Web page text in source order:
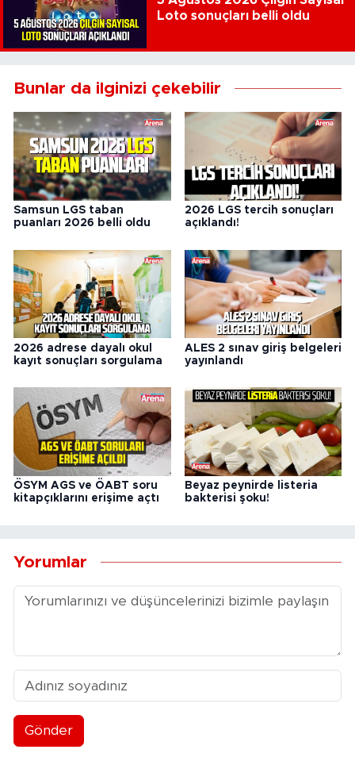
Loto sonuçları belli oldu
Bunlar da ilginizi çekebilir
Samsun LGS taban
puanları 2026 belli oldu
2026 LGS tercih sonuçları
açıklandı!
2026 adrese dayalı okul
kayıt sonuçları sorgulama
ALES 2 sınav giriş belgeleri
yayınlandı
ÖSYM AGS ve ÖABT soru
kitapçıklarını erişime açtı
Beyaz peynirde listeria
bakterisi şoku!
Yorumlar
Gönder